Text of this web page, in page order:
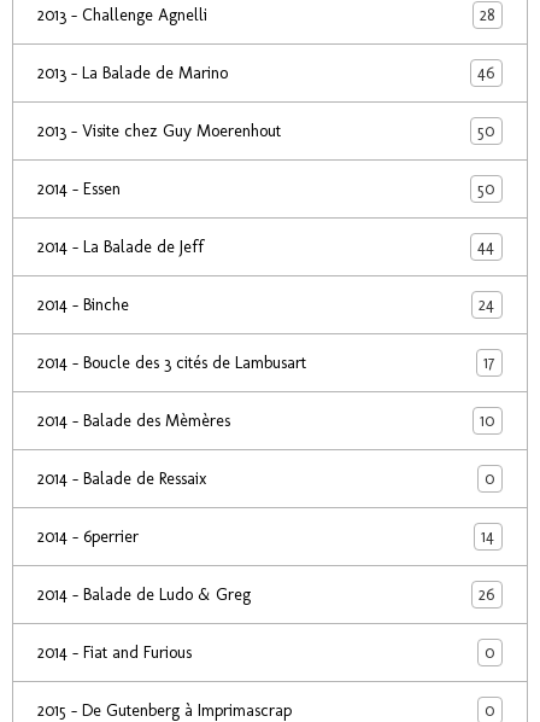
2013 - Challenge Agnelli 28
2013 - La Balade de Marino 46
2013 - Visite chez Guy Moerenhout 50
2014 - Essen 50
2014 - La Balade de Jeff 44
2014 - Binche 24
2014 - Boucle des 3 cités de Lambusart 17
2014 - Balade des Mèmères 10
2014 - Balade de Ressaix 0
2014 - 6perrier 14
2014 - Balade de Ludo & Greg 26
2014 - Fiat and Furious 0
2015 - De Gutenberg à Imprimascrap 0